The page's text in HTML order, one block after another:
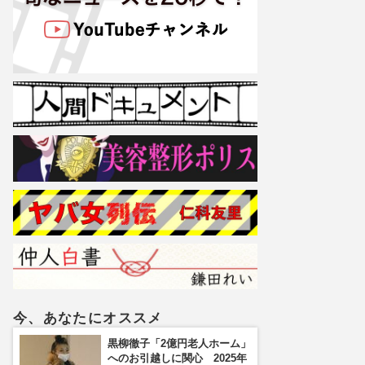
今、あなたにオススメ
黒柳徹子「2億円老人ホーム」
へのお引越しに関心 2025年